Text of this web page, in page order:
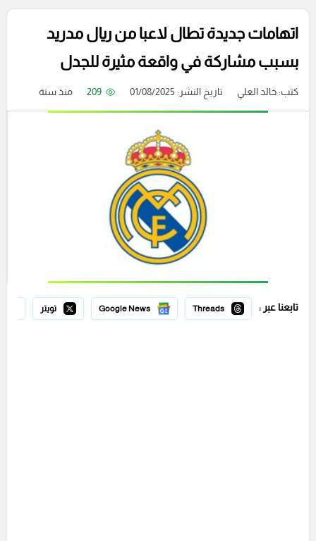
اتهامات جديدة تطال لاعبا من ريال مدريد
بسبب مشاركة في واقعة مثيرة للجدل
كتب:خالد العلي تاريخ النشر: 01/08/2025 209 منذ سنة
تابعنا عبر : Threads
Google News تويتر